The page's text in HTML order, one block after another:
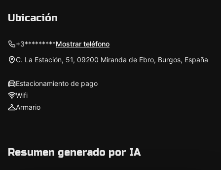
Ubicación
+3*********Mostrar teléfono
C. La Estación, 51, 09200 Miranda de Ebro, Burgos, España
Estacionamiento de pago
Wifi
Armario
Resumen generado por IA